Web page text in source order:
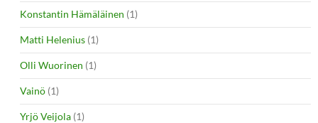
Konstantin Hämäläinen (1)
Matti Helenius (1)
Olli Wuorinen (1)
Vainö (1)
Yrjö Veijola (1)